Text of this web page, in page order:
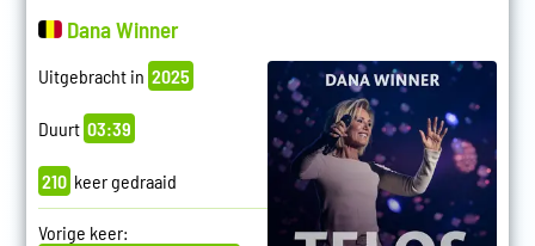
Dana Winner
Uitgebracht in 2025
Duurt 03:39
210 keer gedraaid
Vorige keer: